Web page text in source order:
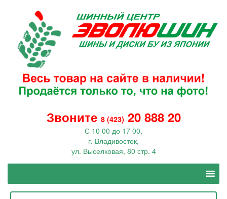
Звоните 8 (423) 20 888 20
С 10 00 до 17 00,
г. Владивосток,
ул. Выселковая, 80 стр. 4